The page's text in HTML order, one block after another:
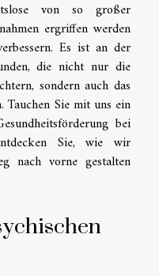
von so großer
ergriffen werden
Es ist an der
die nicht nur die
sondern auch das
Tauchen Sie mit uns ein
bei
Sie, wie wir
nach vorne gestalten